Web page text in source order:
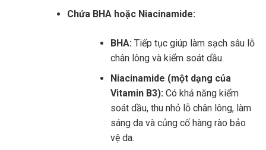
Chứa BHA hoặc Niacinamide:
BHA: Tiếp tục giúp làm sạch sâu lỗ
chân lông và kiểm soát dầu.
Niacinamide (một dạng của
Vitamin B3): Có khả năng kiểm
soát dầu, thu nhỏ lỗ chân lông, làm
sáng da và củng cố hàng rào bảo
vệ da.